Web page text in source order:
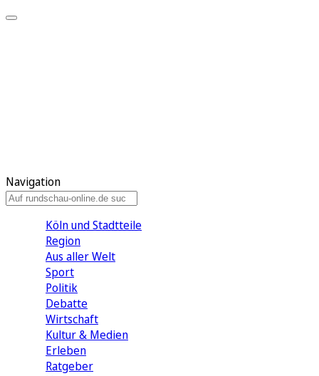
Navigation
Köln und Stadtteile
Region
Aus aller Welt
Sport
Politik
Debatte
Wirtschaft
Kultur & Medien
Erleben
Ratgeber